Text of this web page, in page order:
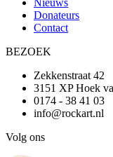
Donateurs
Contact
BEZOEK
Zekkenstraat 42
3151 XP Hoek
0174 - 38 41 03
info@rockart.nl
Volg ons